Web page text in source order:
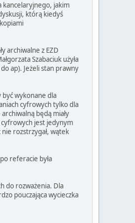
kancelaryjnego, jakim
którą kiedyś
archiwalne z EZD
Szabaciuk użyła
ap). Jeżeli stan prawny
być wykonane dla
cyfrowych tylko dla
będą miały
cyfrowych jest jedynym
rozstrzygał, wątek
referacie była
do rozważenia. Dla
pouczająca wycieczka